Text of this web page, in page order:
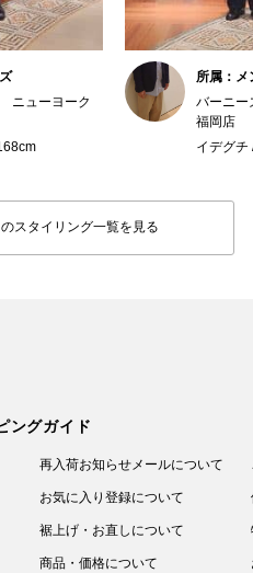
ニューヨーク
所属：メ
バーニ
福岡店
イデグチ
スタイリング一覧を見る
ングガイド
再入荷お知らせメールについて
お気に入り登録について
裾上げ・お直しについて
商品・価格について